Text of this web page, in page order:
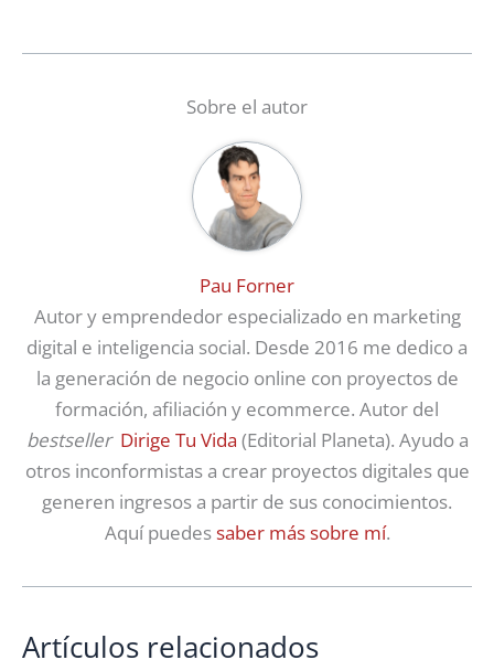
Sobre el autor
Pau Forner
Autor y emprendedor especializado en marketing
digital e inteligencia social. Desde 2016 me dedico a
la generación de negocio online con proyectos de
formación, afiliación y ecommerce. Autor del
bestseller Dirige Tu Vida (Editorial Planeta). Ayudo a
otros inconformistas a crear proyectos digitales que
generen ingresos a partir de sus conocimientos.
Aquí puedessaber más sobre mí.
Artículos relacionados